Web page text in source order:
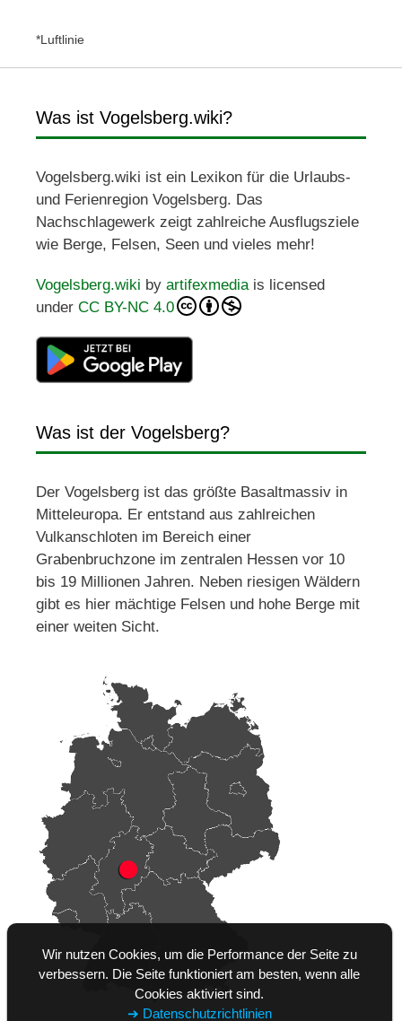
*Luftlinie
Was ist Vogelsberg.wiki?
Vogelsberg.wiki ist ein Lexikon für die Urlaubs-
und Ferienregion Vogelsberg. Das
Nachschlagewerk zeigt zahlreiche Ausflugsziele
wie Berge, Felsen, Seen und vieles mehr!
Vogelsberg.wiki by artifexmediais licensed
under CC BY-NC 4.0
Was ist der Vogelsberg?
Der Vogelsberg ist das größte Basaltmassiv in
Mitteleuropa. Er entstand aus zahlreichen
Vulkanschloten im Bereich einer
Grabenbruchzone im zentralen Hessen vor 10
bis 19 Millionen Jahren. Neben riesigen Wäldern
gibt es hier mächtige Felsen und hohe Berge mit
einer weiten Sicht.
Wir nutzen Cookies, um die Performance der Seite zu
verbessern. Die Seite funktioniert am besten, wenn alle
Cookies aktiviert sind.
➔ Datenschutzrichtlinien